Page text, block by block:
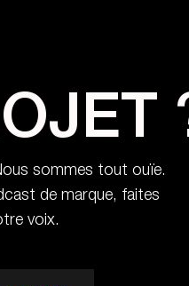
sommes tout ouïe.
de marque, faites
voix.